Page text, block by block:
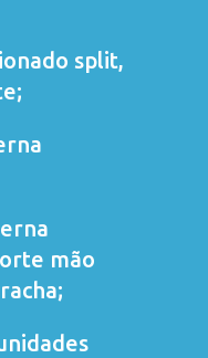
split,
;
mão